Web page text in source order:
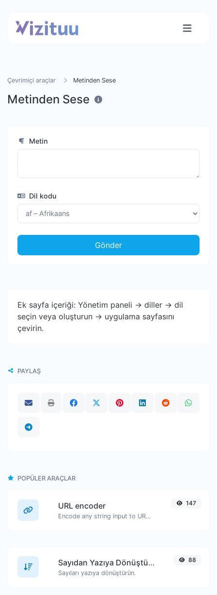
Çevrimiçi araçlar Metinden Sese
Metinden Sese
Metin
Dil kodu
Gönder
Ek sayfa içeriği: Yönetim paneli -> diller -> dil
seçin veya oluşturun -> uygulama sayfasını
çevirin.
PAYLAŞ
POPÜLER ARAÇLAR
URL encoder
Encode any string input to URL format.
147
Sayıdan Yazıya Dönüştürücü
Sayıları yazıya dönüştürün.
88